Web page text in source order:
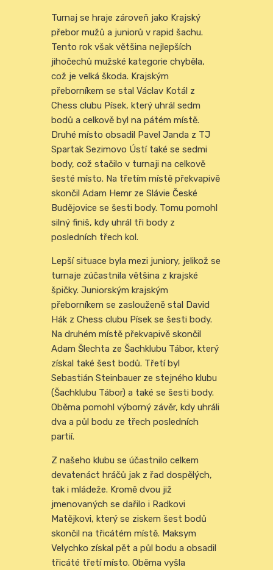
Turnaj se hraje zároveň jako Krajský
přebor mužů a juniorů v rapid šachu.
Tento rok však většina nejlepších
jihočechů mužské kategorie chyběla,
což je velká škoda. Krajským
přeborníkem se stal Václav Kotál z
Chess clubu Písek, který uhrál sedm
bodů a celkově byl na pátém místě.
Druhé místo obsadil Pavel Janda z TJ
Spartak Sezimovo Ústí také se sedmi
body, což stačilo v turnaji na celkově
šesté místo. Na třetím místě překvapivě
skončil Adam Hemr ze Slávie České
Budějovice se šesti body. Tomu pomohl
silný finiš, kdy uhrál tři body z
posledních třech kol.
Lepší situace byla mezi juniory, jelikož se
turnaje zúčastnila většina z krajské
špičky. Juniorským krajským
přeborníkem se zaslouženě stal David
Hák z Chess clubu Písek se šesti body.
Na druhém místě překvapivě skončil
Adam Šlechta ze Šachklubu Tábor, který
získal také šest bodů. Třetí byl
Sebastián Steinbauer ze stejného klubu
(Šachklubu Tábor) a také se šesti body.
Oběma pomohl výborný závěr, kdy uhráli
dva a půl bodu ze třech posledních
partií.
Z našeho klubu se účastnilo celkem
devatenáct hráčů jak z řad dospělých,
tak i mládeže. Kromě dvou již
jmenovaných se dařilo i Radkovi
Matějkovi, který se ziskem šest bodů
skončil na třicátém místě. Maksym
Velychko získal pět a půl bodu a obsadil
třicáté třetí místo. Oběma vyšla